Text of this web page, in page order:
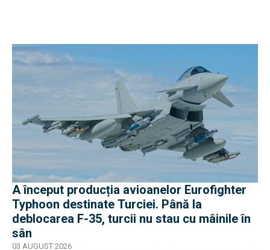
A început producția avioanelor Eurofighter
Typhoon destinate Turciei. Până la
deblocarea F-35, turcii nu stau cu mâinile în
sân
03 AUGUST 2026